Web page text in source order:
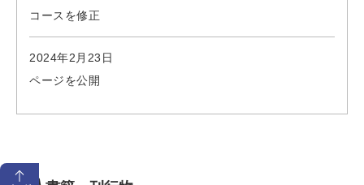
コースを修正
2024年2月23日
ページを公開